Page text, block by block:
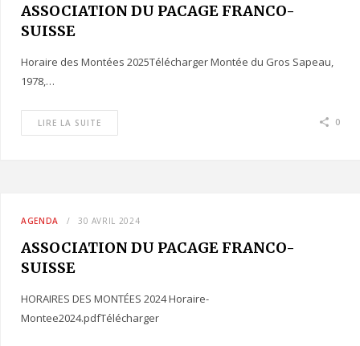
ASSOCIATION DU PACAGE FRANCO-
SUISSE
Horaire des Montées 2025Télécharger Montée du Gros Sapeau,
1978,…
LIRE LA SUITE 0
AGENDA 30 AVRIL 2024
ASSOCIATION DU PACAGE FRANCO-
SUISSE
HORAIRES DES MONTÉES 2024 Horaire-
Montee2024.pdfTélécharger